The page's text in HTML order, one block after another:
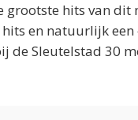
hits van dit
en natuurlijk een
Sleutelstad 30